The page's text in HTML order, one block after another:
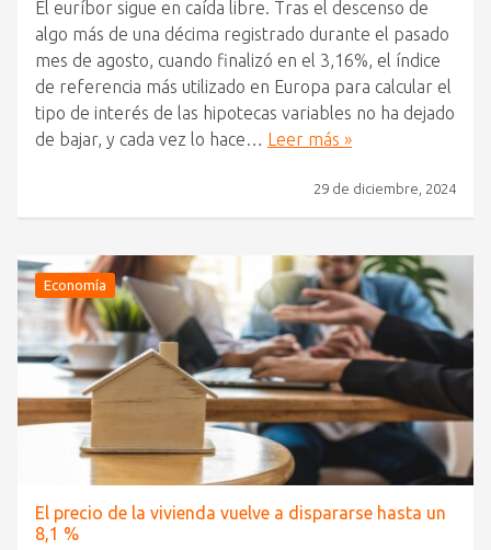
El euríbor sigue en caída libre. Tras el descenso de
algo más de una décima registrado durante el pasado
mes de agosto, cuando finalizó en el 3,16%, el índice
de referencia más utilizado en Europa para calcular el
tipo de interés de las hipotecas variables no ha dejado
de bajar, y cada vez lo hace… Leer más »
29 de diciembre, 2024
Economía
El precio de la vivienda vuelve a dispararse hasta un
8,1 %